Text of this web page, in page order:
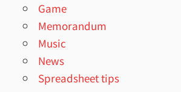
Game
Memorandum
Music
News
Spreadsheet tips